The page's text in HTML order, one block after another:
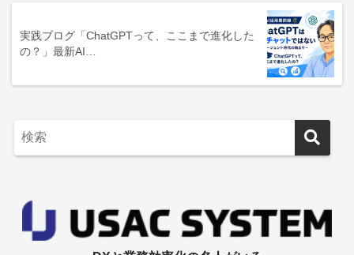
実践ブログ「ChatGPTって、ここまで進化した
の？」最新AI…